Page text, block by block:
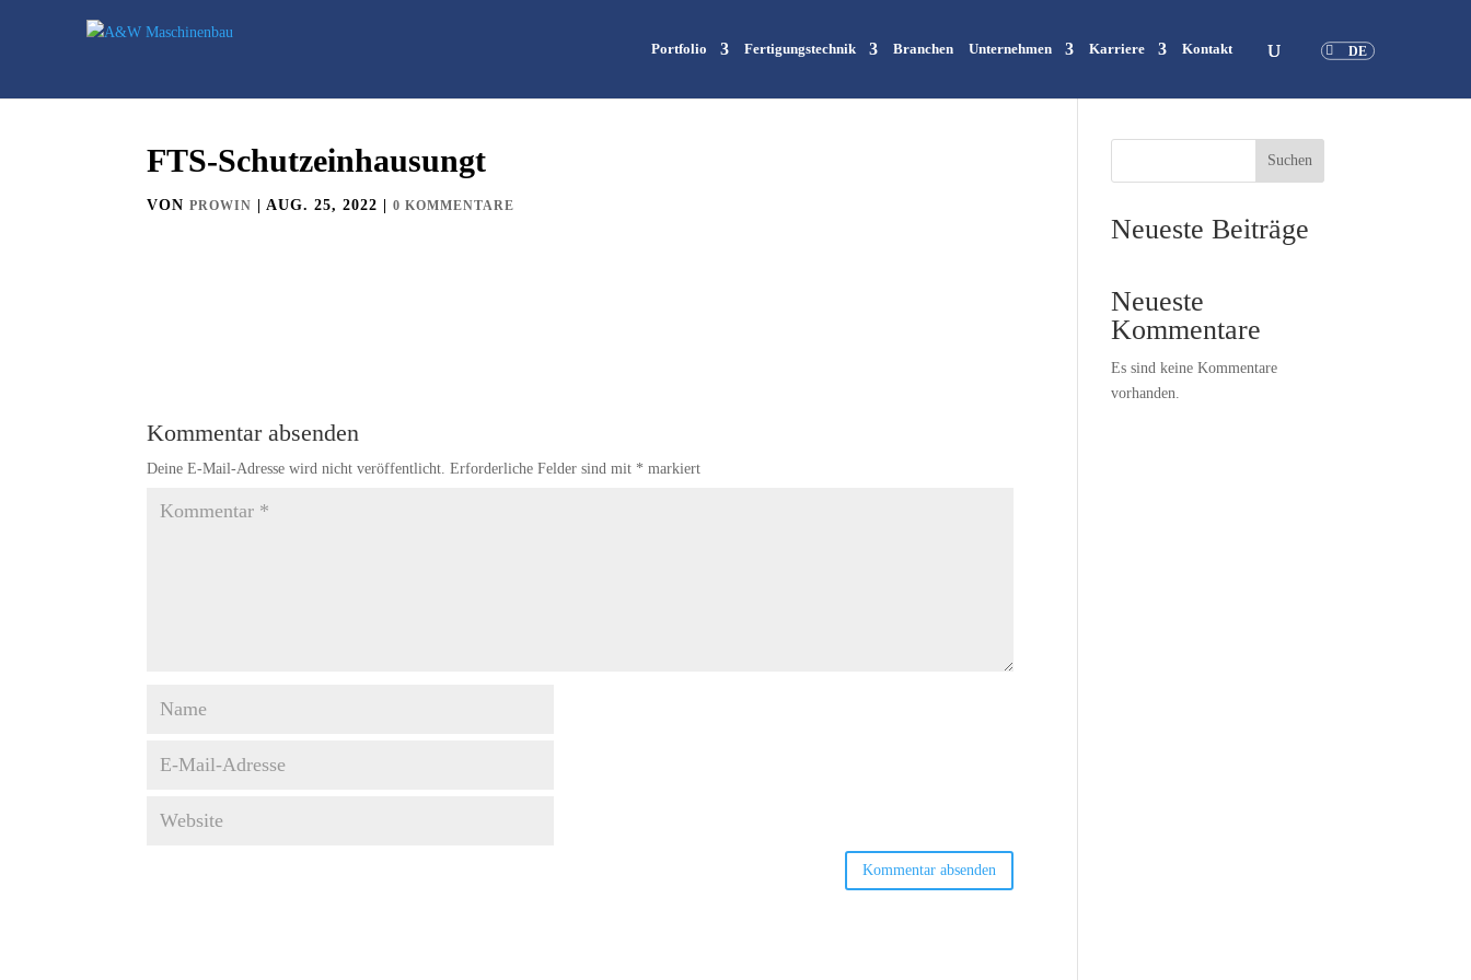
Portfolio Fertigungstechnik Branchen Unternehmen Karriere Kontakt DE
FTS-Schutzeinhausungt
VONPROWIN |AUG. 25, 2022 |0 KOMMENTARE
Kommentar absenden
Deine E-Mail-Adresse wird nicht veröffentlicht. Erforderliche Felder sind mit * markiert
Suchen
Neueste Beiträge
Neueste
Kommentare
Es sind keine Kommentare
vorhanden.